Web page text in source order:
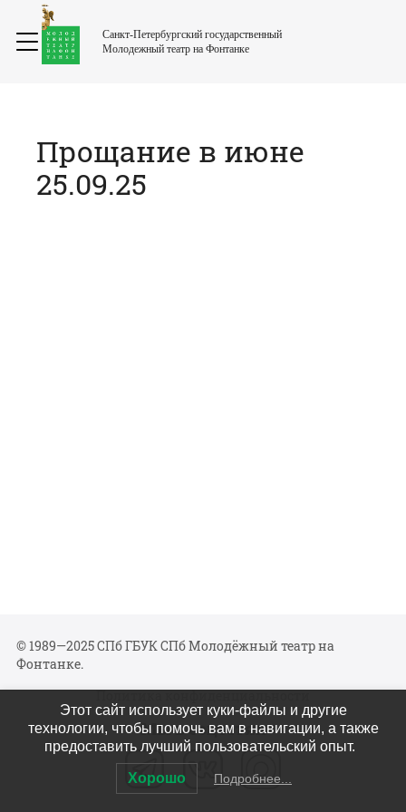
Санкт-Петербургский государственный
Молодежный театр на Фонтанке
Прощание в июне
25.09.25
© 1989—2025 СПб ГБУК СПб Молодёжный театр на
Фонтанке.
Политика конфиденциальности
Мы в соцсетях
Этот сайт использует куки-файлы и другие
технологии, чтобы помочь вам в навигации, а также
предоставить лучший пользовательский опыт.
Хорошо Подробнее...